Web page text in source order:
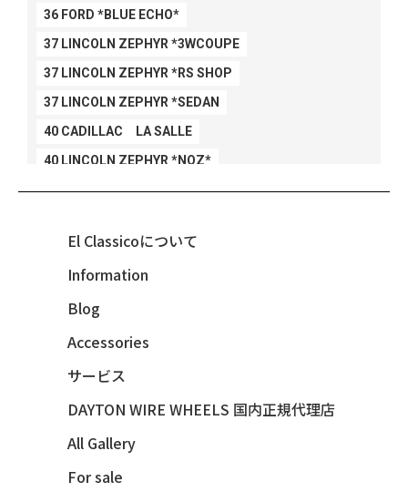
36 FORD *BLUE ECHO*
37 LINCOLN ZEPHYR *3WCOUPE
37 LINCOLN ZEPHYR *RS SHOP
37 LINCOLN ZEPHYR *SEDAN
40 CADILLAC LA SALLE
40 LINCOLN ZEPHYR *NOZ*
40 LINCOLN ZEPHYR *V12*
47 CHEVY FLEETMASTER CONV
48 CHEVY 3100 *Q-CHINCO
48 CHEVY FLEET AEROSEDAN
48 CHEVY FLEETMASTER CONV
49 MERCURY *MERC9*
50 CHEVY STYLE-LINE*BUBBLES
El Classicoについて
Information
Blog
Accessories
サービス
DAYTON WIRE WHEELS 国内正規代理店
All Gallery
For sale